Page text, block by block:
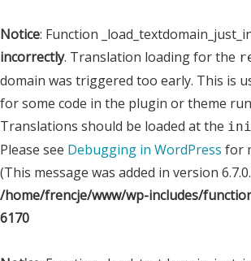
Notice: Function
incorrectly. Translation loading for the
domain was triggered too early. This is
for some code in the plugin or theme
Translations should be loaded at the
Please see Debugging in WordPress for
(This message was added in version
/home/frencje/www/wp-includes/
6170